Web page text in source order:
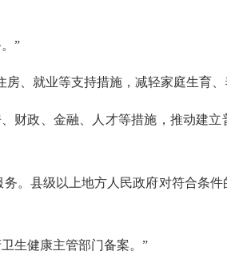
”
、就业等支持措施，减轻家庭生育、
政、金融、人才等措施，推动建立
县级以上地方人民政府对符合条件
生健康主管部门备案。”